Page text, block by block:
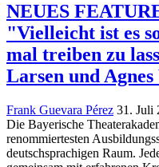
NEUES
"Vielleicht ist es
mal treiben zu
Larsen und
Frank Guevara Pérez 31. Juli
Die Bayerische
renommiertesten
deutschsprachigen Raum.